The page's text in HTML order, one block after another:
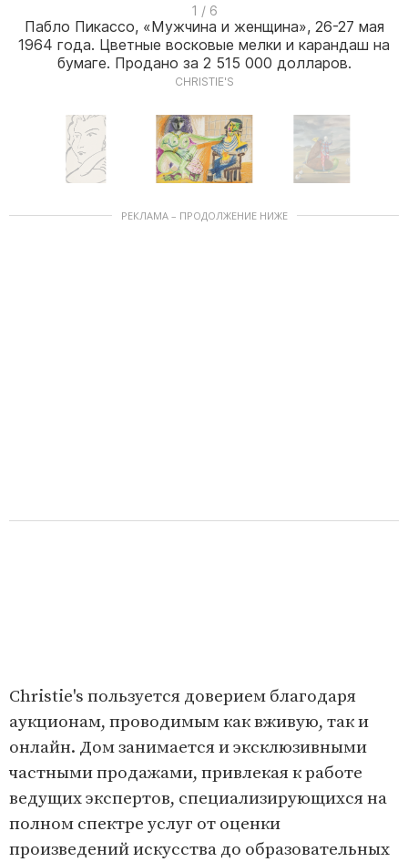
1 / 6
Пабло Пикассо, «Мужчина и женщина», 26-27 мая
1964 года. Цветные восковые мелки и карандаш на
бумаге. Продано за 2 515 000 долларов.
CHRISTIE'S
t
РЕКЛАМА – ПРОДОЛЖЕНИЕ НИЖЕ
Christie's пользуется доверием благодаря
аукционам, проводимым как вживую, так и
онлайн. Дом занимается и эксклюзивными
частными продажами, привлекая к работе
ведущих экспертов, специализирующихся на
полном спектре услуг от оценки
произведений искусства до образовательных